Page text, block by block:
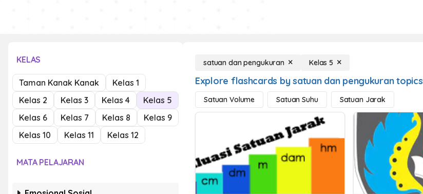
KELAS
Taman Kanak Kanak
Kelas 1
Kelas 2
Kelas 3 Kelas 4
Kelas 5
Kelas 6
Kelas 7 Kelas 8
Kelas 9
Kelas 10
Kelas 11 Kelas 12
MATA PELAJARAN
satuan dan pengukuran Kelas 5
Explore flashcards by satuan dan pengukuran topics
Satuan Volume Satuan Suhu Satuan Jarak